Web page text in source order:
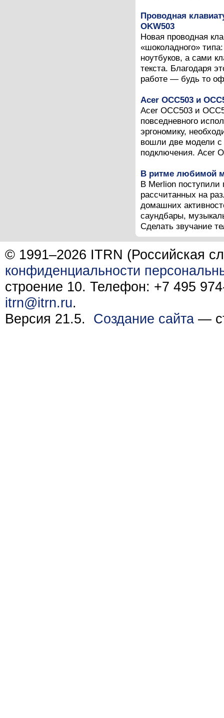
Проводная
OKW503
Новая проводная
«шоколадного»
ноутбуков, а сами
текста. Благодаря
работе — будь то
Acer OCC503 и
Acer OCC503 и
повседневного
эргономику,
вошли две модели с
подключения. Acer
В ритме любимой
В Merlion поступили
рассчитанных на
домашних
саундбары,
Сделать звучание
© 1991–2026 ITRN (Российская
конфиденциальности
строение 10. Телефон: +7 495
itrn@itrn.ru.
Версия 21.5. Создание сайта —